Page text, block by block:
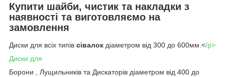
Купити шайби, чистик та накладки з
наявності та виготовляємо на
замовлення
Диски для всіх типів сівалок діаметром від 300 до 600мм.</p>
Диски для
Борони , Лущильників та Дискаторів діаметром від 400 до